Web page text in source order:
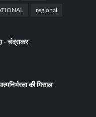
regional
- चंद्राकर
की मिसाल